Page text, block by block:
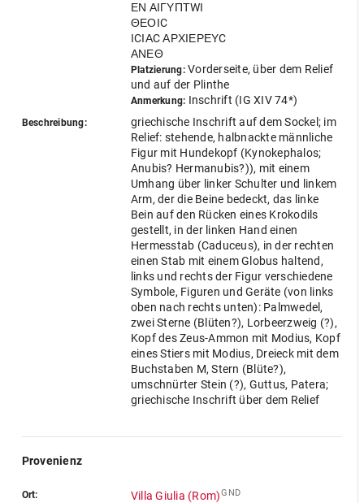
ΕΝ ΑΙΓΥΠΤWΙ
ΘΕΟΙC
ΙCΙΑC ΑΡΧΙΕΡΕΥC
ΑΝΕΘ
Platzierung:Vorderseite, über dem Relief
und auf der Plinthe
Anmerkung: Inschrift (IG XIV 74*)
Beschreibung:
griechische Inschrift auf dem Sockel; im
Relief: stehende, halbnackte männliche
Figur mit Hundekopf (Kynokephalos;
Anubis? Hermanubis?)), mit einem
Umhang über linker Schulter und linkem
Arm, der die Beine bedeckt, das linke
Bein auf den Rücken eines Krokodils
gestellt, in der linken Hand einen
Hermesstab (Caduceus), in der rechten
einen Stab mit einem Globus haltend,
links und rechts der Figur verschiedene
Symbole, Figuren und Geräte (von links
oben nach rechts unten): Palmwedel,
zwei Sterne (Blüten?), Lorbeerzweig (?),
Kopf des Zeus-Ammon mit Modius, Kopf
eines Stiers mit Modius, Dreieck mit dem
Buchstaben M, Stern (Blüte?),
umschnürter Stein (?), Guttus, Patera;
griechische Inschrift über dem Relief
Provenienz
Ort: Villa Giulia (Rom)GND